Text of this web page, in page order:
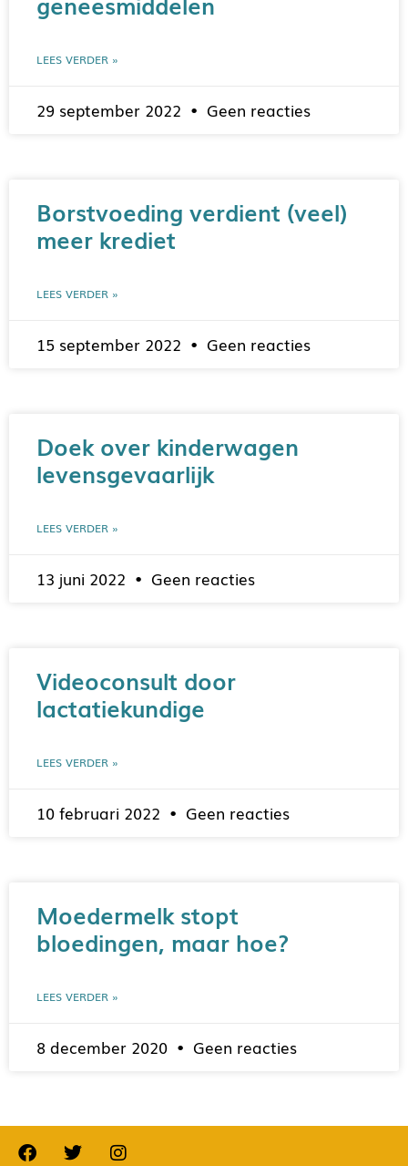
LEES VERDER »
29 september 2022 Geen reacties
Borstvoeding verdient (veel)
meer krediet
LEES VERDER »
15 september 2022 Geen reacties
Doek over kinderwagen
levensgevaarlijk
LEES VERDER »
13 juni 2022 Geen reacties
Videoconsult door
lactatiekundige
LEES VERDER »
10 februari 2022 Geen reacties
Moedermelk stopt
bloedingen, maar hoe?
LEES VERDER »
8 december 2020 Geen reacties